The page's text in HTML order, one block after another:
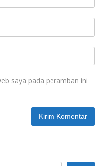
saya pada peramban ini